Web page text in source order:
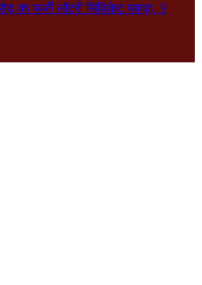
का फर्जी लॉटरी सिंडिकेट पकड़ा, 9